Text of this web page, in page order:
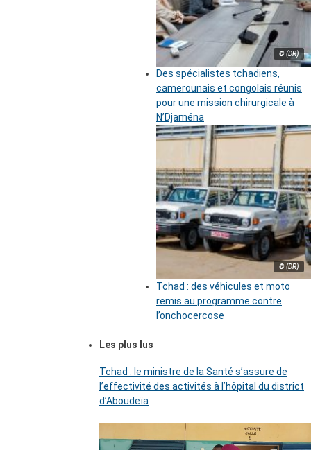
© (DR)
Des spécialistes tchadiens,
camerounais et congolais réunis
pour une mission chirurgicale à
N’Djaména
© (DR)
Tchad : des véhicules et moto
remis au programme contre
l’onchocercose
Les plus lus
Tchad : le ministre de la Santé s’assure de
l’effectivité des activités à l’hôpital du district
d’Aboudeïa